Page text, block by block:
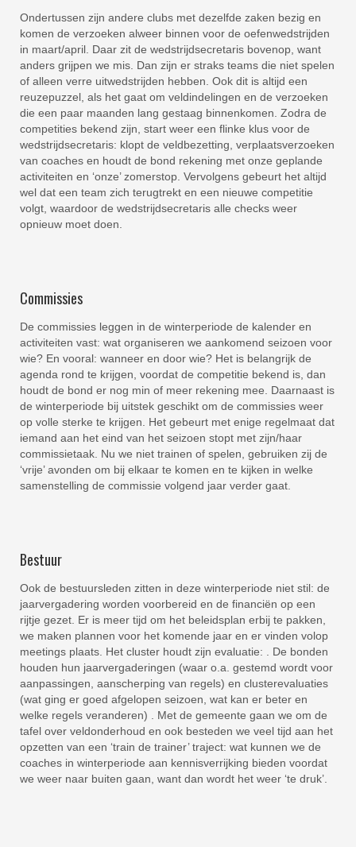
Ondertussen zijn andere clubs met dezelfde zaken bezig en
komen de verzoeken alweer binnen voor de oefenwedstrijden
in maart/april. Daar zit de wedstrijdsecretaris bovenop, want
anders grijpen we mis. Dan zijn er straks teams die niet spelen
of alleen verre uitwedstrijden hebben. Ook dit is altijd een
reuzepuzzel, als het gaat om veldindelingen en de verzoeken
die een paar maanden lang gestaag binnenkomen. Zodra de
competities bekend zijn, start weer een flinke klus voor de
wedstrijdsecretaris: klopt de veldbezetting, verplaatsverzoeken
van coaches en houdt de bond rekening met onze geplande
activiteiten en ‘onze’ zomerstop. Vervolgens gebeurt het altijd
wel dat een team zich terugtrekt en een nieuwe competitie
volgt, waardoor de wedstrijdsecretaris alle checks weer
opnieuw moet doen.
Commissies
De commissies leggen in de winterperiode de kalender en
activiteiten vast: wat organiseren we aankomend seizoen voor
wie? En vooral: wanneer en door wie? Het is belangrijk de
agenda rond te krijgen, voordat de competitie bekend is, dan
houdt de bond er nog min of meer rekening mee. Daarnaast is
de winterperiode bij uitstek geschikt om de commissies weer
op volle sterke te krijgen. Het gebeurt met enige regelmaat dat
iemand aan het eind van het seizoen stopt met zijn/haar
commissietaak. Nu we niet trainen of spelen, gebruiken zij de
‘vrije’ avonden om bij elkaar te komen en te kijken in welke
samenstelling de commissie volgend jaar verder gaat.
Bestuur
Ook de bestuursleden zitten in deze winterperiode niet stil: de
jaarvergadering worden voorbereid en de financiën op een
rijtje gezet. Er is meer tijd om het beleidsplan erbij te pakken,
we maken plannen voor het komende jaar en er vinden volop
meetings plaats. Het cluster houdt zijn evaluatie: . De bonden
houden hun jaarvergaderingen (waar o.a. gestemd wordt voor
aanpassingen, aanscherping van regels) en clusterevaluaties
(wat ging er goed afgelopen seizoen, wat kan er beter en
welke regels veranderen) . Met de gemeente gaan we om de
tafel over veldonderhoud en ook besteden we veel tijd aan het
opzetten van een ‘train de trainer’ traject: wat kunnen we de
coaches in winterperiode aan kennisverrijking bieden voordat
we weer naar buiten gaan, want dan wordt het weer ‘te druk’.